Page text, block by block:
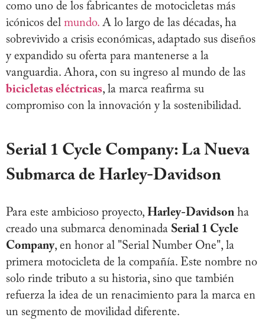
como uno de los fabricantes de motocicletas más
icónicos del mundo. A lo largo de las décadas, ha
sobrevivido a crisis económicas, adaptado sus diseños
y expandido su oferta para mantenerse a la
vanguardia. Ahora, con su ingreso al mundo de las
bicicletas eléctricas, la marca reafirma su
compromiso con la innovación y la sostenibilidad.
Serial 1 Cycle Company: La Nueva
Submarca de Harley-Davidson
Para este ambicioso proyecto, Harley-Davidson ha
creado una submarca denominada Serial 1 Cycle
Company, en honor al "Serial Number One", la
primera motocicleta de la compañía. Este nombre no
solo rinde tributo a su historia, sino que también
refuerza la idea de un renacimiento para la marca en
un segmento de movilidad diferente.